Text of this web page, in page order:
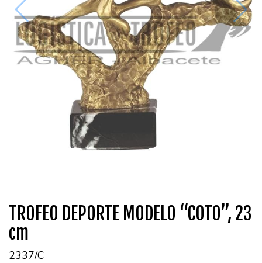
TROFEO DEPORTE MODELO “COTO”, 23
cm
2337/C